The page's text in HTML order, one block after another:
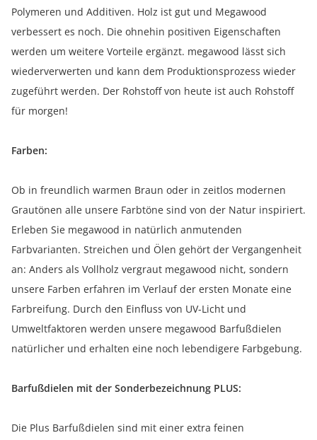
Polymeren und Additiven. Holz ist gut und Megawood
verbessert es noch. Die ohnehin positiven Eigenschaften
werden um weitere Vorteile ergänzt. megawood lässt sich
wiederverwerten und kann dem Produktionsprozess wieder
zugeführt werden. Der Rohstoff von heute ist auch Rohstoff
für morgen!
Farben:
Ob in freundlich warmen Braun oder in zeitlos modernen
Grautönen alle unsere Farbtöne sind von der Natur inspiriert.
Erleben Sie megawood in natürlich anmutenden
Farbvarianten. Streichen und Ölen gehört der Vergangenheit
an: Anders als Vollholz vergraut megawood nicht, sondern
unsere Farben erfahren im Verlauf der ersten Monate eine
Farbreifung. Durch den Einfluss von UV-Licht und
Umweltfaktoren werden unsere megawood Barfußdielen
natürlicher und erhalten eine noch lebendigere Farbgebung.
Barfußdielen mit der Sonderbezeichnung PLUS:
Die Plus Barfußdielen sind mit einer extra feinen